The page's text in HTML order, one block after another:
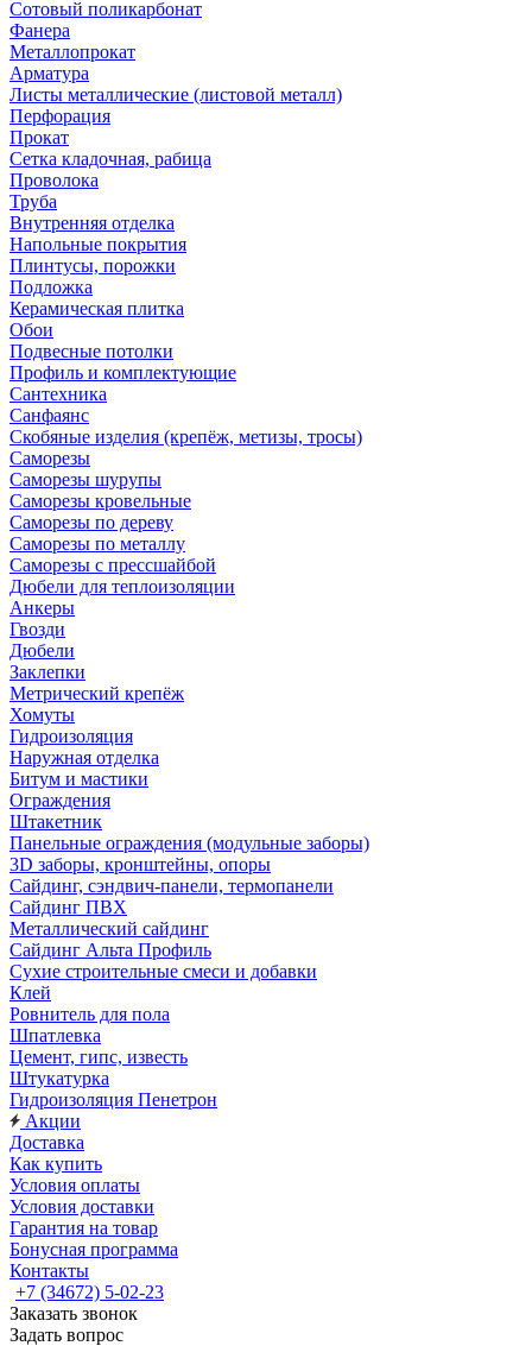
Сотовый поликарбонат
Фанера
Металлопрокат
Арматура
Листы металлические (листовой металл)
Перфорация
Прокат
Сетка кладочная, рабица
Проволока
Труба
Внутренняя отделка
Напольные покрытия
Плинтусы, порожки
Подложка
Керамическая плитка
Обои
Подвесные потолки
Профиль и комплектующие
Сантехника
Санфаянс
Скобяные изделия (крепёж, метизы, тросы)
Саморезы
Саморезы шурупы
Саморезы кровельные
Саморезы по дереву
Саморезы по металлу
Саморезы с прессшайбой
Дюбели для теплоизоляции
Анкеры
Гвозди
Дюбели
Заклепки
Метрический крепёж
Хомуты
Гидроизоляция
Наружная отделка
Битум и мастики
Ограждения
Штакетник
Панельные ограждения (модульные заборы)
3D заборы, кронштейны, опоры
Cайдинг, сэндвич-панели, термопанели
Сайдинг ПВХ
Металлический сайдинг
Сайдинг Альта Профиль
Сухие строительные смеси и добавки
Клей
Ровнитель для пола
Шпатлевка
Цемент, гипс, известь
Штукатурка
Гидроизоляция Пенетрон
Акции
Доставка
Как купить
Условия оплаты
Условия доставки
Гарантия на товар
Бонусная программа
Контакты
+7 (34672) 5-02-23
Заказать звонок
Задать вопрос